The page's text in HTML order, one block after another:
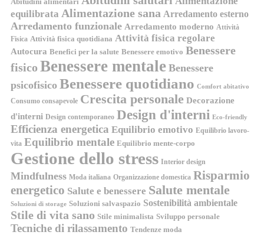
equilibrata Alimentazione sana Arredamento esterno
Arredamento funzionale Arredamento moderno Attività
Fisica Attività fisica quotidiana Attività fisica regolare
Autocura Benefici per la salute Benessere emotivo Benessere
fisico Benessere mentale Benessere
psicofisico Benessere quotidiano Comfort abitativo
Consumo consapevole Crescita personale Decorazione
d'interni Design contemporaneo Design d'interni Eco-friendly
Efficienza energetica Equilibrio emotivo Equilibrio lavoro-
vita Equilibrio mentale Equilibrio mente-corpo
Gestione dello stress Interior design
Mindfulness Moda italiana Organizzazione domestica Risparmio
energetico Salute e benessere Salute mentale
Soluzioni di storage Soluzioni salvaspazio Sostenibilità ambientale
Stile di vita sano Stile minimalista Sviluppo personale
Tecniche di rilassamento Tendenze moda